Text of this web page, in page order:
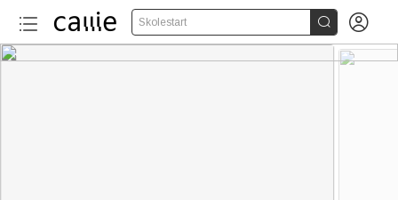
Skolestart  